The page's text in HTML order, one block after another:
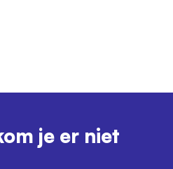
je er niet